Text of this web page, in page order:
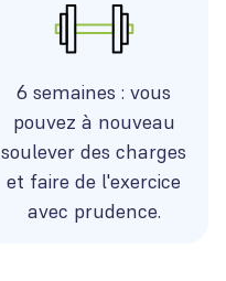
6 semaines : vous
pouvez à nouveau
soulever des charges
et faire de l'exercice
avec prudence.